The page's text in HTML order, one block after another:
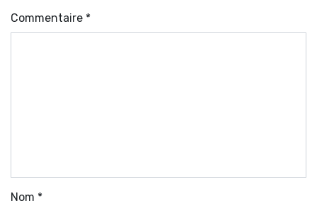
Commentaire *
Nom *